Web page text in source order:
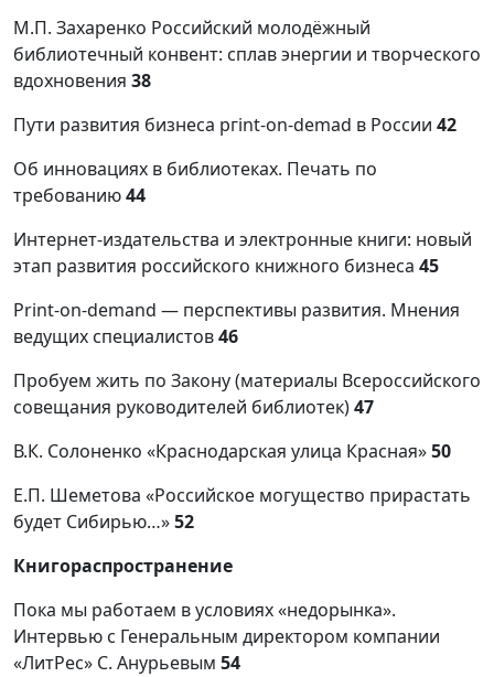
М.П. Захаренко Российский молодёжный
библиотечный конвент: сплав энергии и творческого
вдохновения 38
Пути развития бизнеса pгint-on-demad в России 42
Об инновациях в библиотеках. Печать по
требованию44
Интернет-издательства и электронные книги: новый
этап развития российского книжного бизнеса 45
Print-on-demand — перспективы развития. Мнения
ведущих специалистов46
Пробуем жить по Закону (материалы Всероссийского
совещания руководителей библиотек)47
В.К. Солоненко «Краснодарская улица Красная»50
Е.П. Шеметова «Российское могущество прирастать
будет Сибирью…»52
Книгораспространение
Пока мы работаем в условиях «недорынка».
Интервью с Генеральным директором компании
«ЛитРес» С. Анурьевым 54